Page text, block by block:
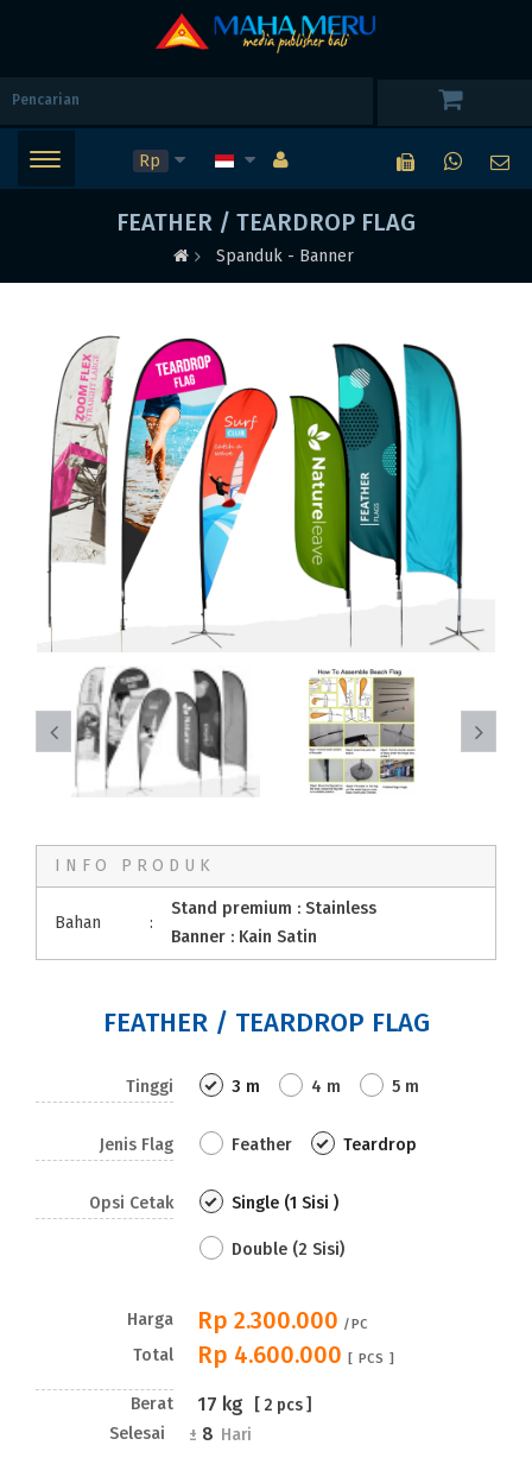
Rp
FEATHER / TEARDROP FLAG
Spanduk - Banner
INFO PRODUK
Bahan :
Stand premium : Stainless
Banner : Kain Satin
FEATHER / TEARDROP FLAG
Tinggi 3 m 4 m 5 m
Jenis Flag Feather Teardrop
Opsi Cetak Single (1 Sisi )
Double (2 Sisi)
Harga
Total
Rp 2.300.000 /PC
Rp 4.600.000 PCS ]
Berat 17 kg [ 2 pcs ]
Selesai
± 8 Hari